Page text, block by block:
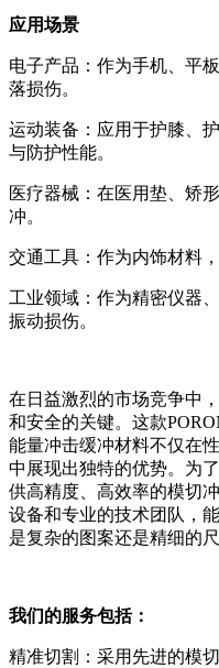
应用场景
电子产品：作为手机、平
落损伤。
运动装备：应用于护膝、
与防护性能。
医疗器械：在医用垫、矫
冲。
交通工具：作为内饰材料
工业领域：作为精密仪器
振动损伤。
在日益激烈的市场竞争中
和安全的关键。这款
能量冲击缓冲材料不仅在
中展现出独特的优势。为
供高精度、高效率的模切
设备和专业的技术团队，
是复杂的图案还是精细的
我们的服务包括：
精准切割：采用先进的模